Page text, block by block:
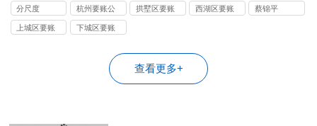
司
司
司
分尺度
杭州要账公
司
拱墅区要账
西湖区要账
蔡锦平
上城区要账
下城区要账
查看更多+